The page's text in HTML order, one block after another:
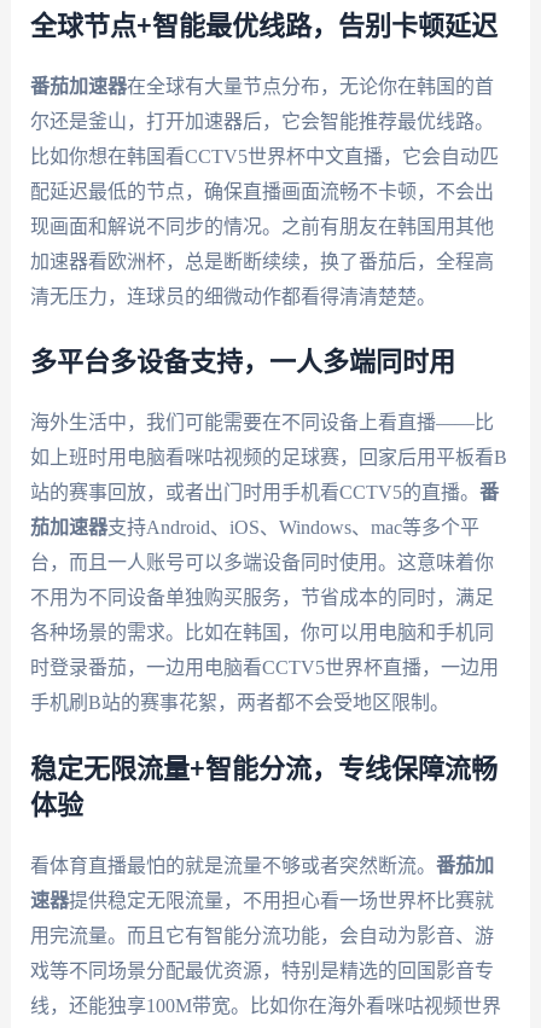
全球节点+智能最优线路，告别卡顿延迟
番茄加速器在全球有大量节点分布，无论你在韩国的首
尔还是釜山，打开加速器后，它会智能推荐最优线路。
比如你想在韩国看CCTV5世界杯中文直播，它会自动匹
配延迟最低的节点，确保直播画面流畅不卡顿，不会出
现画面和解说不同步的情况。之前有朋友在韩国用其他
加速器看欧洲杯，总是断断续续，换了番茄后，全程高
清无压力，连球员的细微动作都看得清清楚楚。
多平台多设备支持，一人多端同时用
海外生活中，我们可能需要在不同设备上看直播——比
如上班时用电脑看咪咕视频的足球赛，回家后用平板看B
站的赛事回放，或者出门时用手机看CCTV5的直播。 番
茄加速器支持Android、iOS、Windows、mac等多个平
台，而且一人账号可以多端设备同时使用。这意味着你
不用为不同设备单独购买服务，节省成本的同时，满足
各种场景的需求。比如在韩国，你可以用电脑和手机同
时登录番茄，一边用电脑看CCTV5世界杯直播，一边用
手机刷B站的赛事花絮，两者都不会受地区限制。
稳定无限流量+智能分流，专线保障流畅
体验
看体育直播最怕的就是流量不够或者突然断流。 番茄加
速器提供稳定无限流量，不用担心看一场世界杯比赛就
用完流量。而且它有智能分流功能，会自动为影音、游
戏等不同场景分配最优资源，特别是精选的回国影音专
线，还能独享100M带宽。比如你在海外看咪咕视频世界